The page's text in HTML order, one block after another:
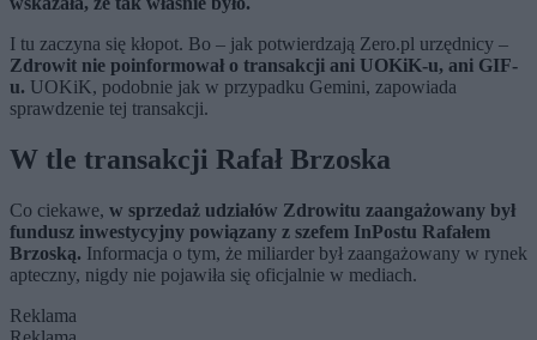
I tu zaczyna się kłopot. Bo – jak potwierdzają Zero.pl urzędnicy –
Zdrowit nie poinformował o transakcji ani UOKiK-u, ani GIF-
u. UOKiK, podobnie jak w przypadku Gemini, zapowiada
sprawdzenie tej transakcji.
W tle transakcji Rafał Brzoska
Co ciekawe, w sprzedaż udziałów Zdrowitu zaangażowany był
fundusz inwestycyjny powiązany z szefem InPostu Rafałem
Brzoską. Informacja o tym, że miliarder był zaangażowany w rynek
apteczny, nigdy nie pojawiła się oficjalnie w mediach.
Reklama